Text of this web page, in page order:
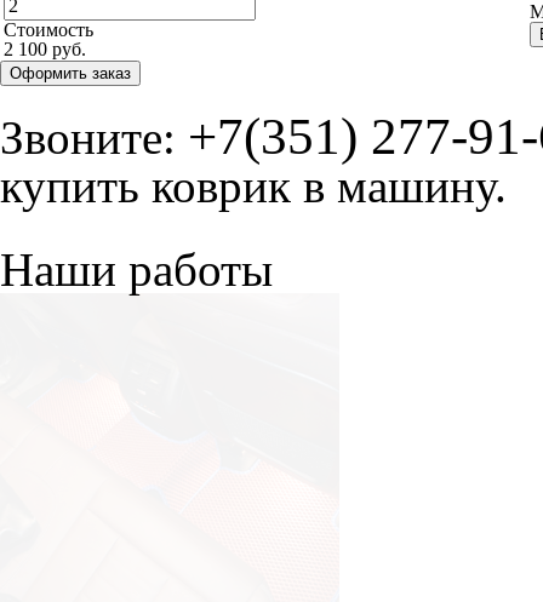
Стоимость
2 100 руб.
Оформить заказ
Звоните: +7(351) 277-
купить коврик в машину.
Наши работы